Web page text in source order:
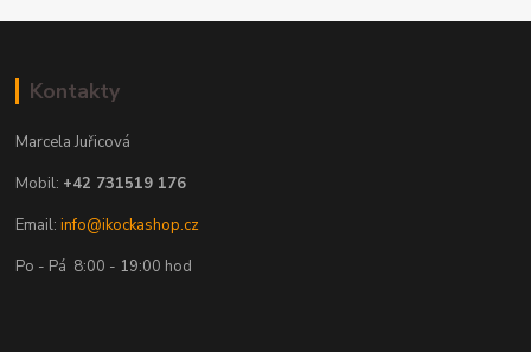
Kontakty
Marcela Juřicová
Mobil: +42 731519 176
Email:info@ikockashop.cz
Po - Pá 8:00 - 19:00 hod